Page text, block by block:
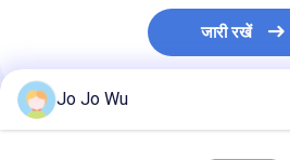
जारी रखें
अनुशंसित उत्पाद
Jo Jo Wu